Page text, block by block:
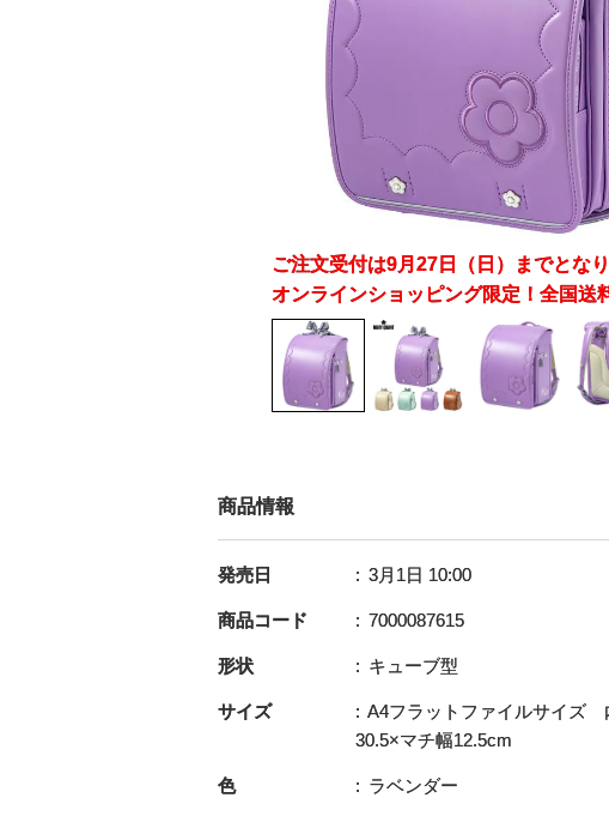
ご注文受付は9月27日（日）までとなり
オンラインショッピング限定！全国送
商品情報
発売日 3月1日 10:00
商品コード 7000087615
形状 キューブ型
サイズ
A4フラットファイルサイズ
30.5×マチ幅12.5cm
色 ラベンダー